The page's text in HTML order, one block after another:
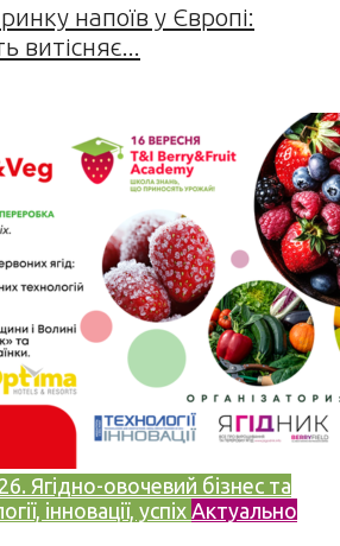
напоїв у Європі:
витісняє...
Ягідно-овочевий бізнес та
інновації, успіх Актуально